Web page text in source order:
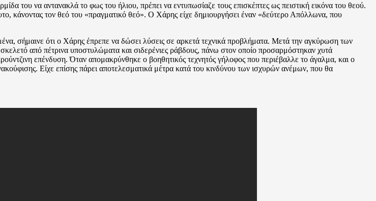
του να αντανακλά το φως του ήλιου, πρέπει να εντυπωσίαζε τους επισκέπτες ως πειστική εικόνα του θεού.
κάνοντας τον θεό του «πραγματικό θεό». Ο Χάρης είχε δημιουργήσει έναν «δεύτερο Απόλλωνα, που
σήμαινε ότι ο Χάρης έπρεπε να δώσει λύσεις σε αρκετά τεχνικά προβλήματα. Μετά την αγκύρωση των
από πέτρινα υποστυλώματα και σιδερένιες ράβδους, πάνω στον οποίο προσαρμόστηκαν χυτά
επένδυση. Όταν απομακρύνθηκε ο βοηθητικός τεχνητός γήλοφος που περιέβαλλε το άγαλμα, και ο
Είχε επίσης πάρει αποτελεσματικά μέτρα κατά του κινδύνου των ισχυρών ανέμων, που θα